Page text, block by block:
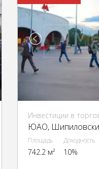
Инвестиции в
ЮАО,
Площадь
742.2 м²
Доходность
10%